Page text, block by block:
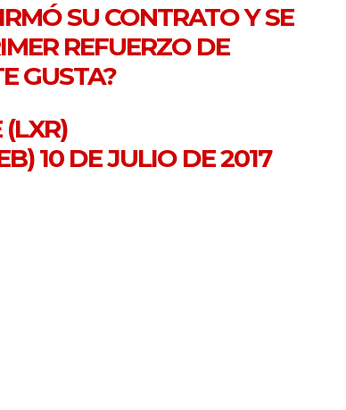
SU CONTRATO Y SE
REFUERZO DE
GUSTA?
10 DE JULIO DE 2017